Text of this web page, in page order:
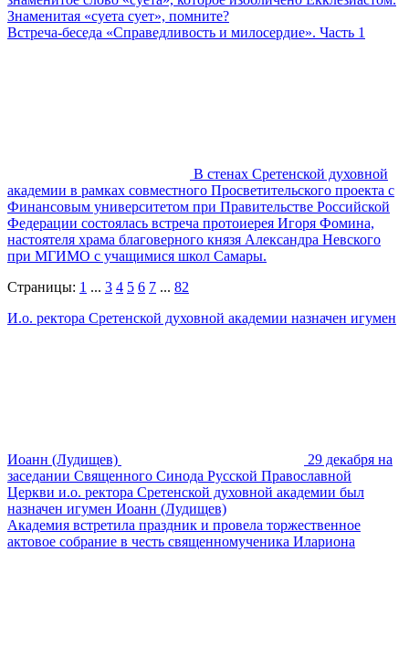
Знаменитая «суета сует», помните?
Встреча-беседа «Справедливость и милосердие». Часть 1
В стенах Сретенской духовной
академии в рамках совместного Просветительского проекта с
Финансовым университетом при Правительстве Российской
Федерации состоялась встреча протоиерея Игоря Фомина,
настоятеля храма благоверного князя Александра Невского
при МГИМО с учащимися школ Самары.
Страницы: 1 ... 3 4 5 6 7 ... 82
И.о. ректора Сретенской духовной академии назначен игумен
Иоанн (Лудищев)
29 декабря на
заседании Священного Синода Русской Православной
Церкви и.о. ректора Сретенской духовной академии был
назначен игумен Иоанн (Лудищев)
Академия встретила праздник и провела торжественное
актовое собрание в честь священномученика Илариона